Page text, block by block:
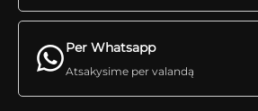
Per Whatsapp
Atsakysime per valandą